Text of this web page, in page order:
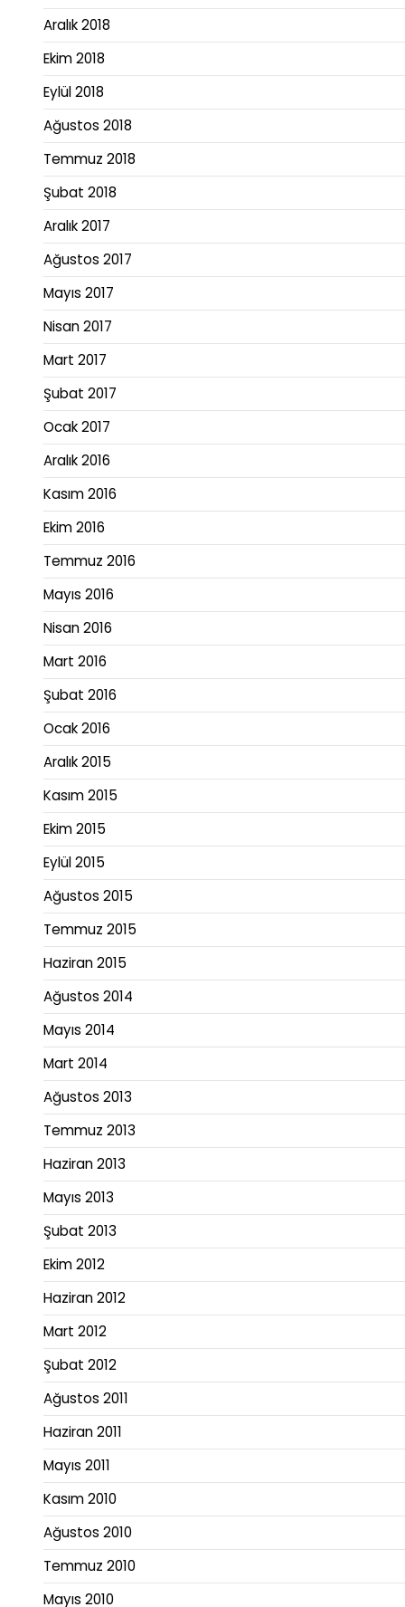
Aralık 2018
Ekim 2018
Eylül 2018
Ağustos 2018
Temmuz 2018
Şubat 2018
Aralık 2017
Ağustos 2017
Mayıs 2017
Nisan 2017
Mart 2017
Şubat 2017
Ocak 2017
Aralık 2016
Kasım 2016
Ekim 2016
Temmuz 2016
Mayıs 2016
Nisan 2016
Mart 2016
Şubat 2016
Ocak 2016
Aralık 2015
Kasım 2015
Ekim 2015
Eylül 2015
Ağustos 2015
Temmuz 2015
Haziran 2015
Ağustos 2014
Mayıs 2014
Mart 2014
Ağustos 2013
Temmuz 2013
Haziran 2013
Mayıs 2013
Şubat 2013
Ekim 2012
Haziran 2012
Mart 2012
Şubat 2012
Ağustos 2011
Haziran 2011
Mayıs 2011
Kasım 2010
Ağustos 2010
Temmuz 2010
Mayıs 2010